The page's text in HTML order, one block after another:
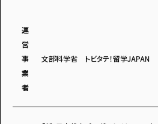
アンケートに
運
営
事
業
者
文部科学省 トビタテ！留学JAPAN